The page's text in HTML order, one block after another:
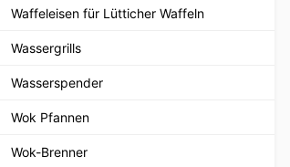
Waffeleisen für Lütticher Waffeln
Wassergrills
Wasserspender
Wok Pfannen
Wok-Brenner